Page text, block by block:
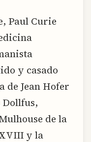
Paul Curie
y casado
de Jean Hofer
Dollfus,
de la
y la